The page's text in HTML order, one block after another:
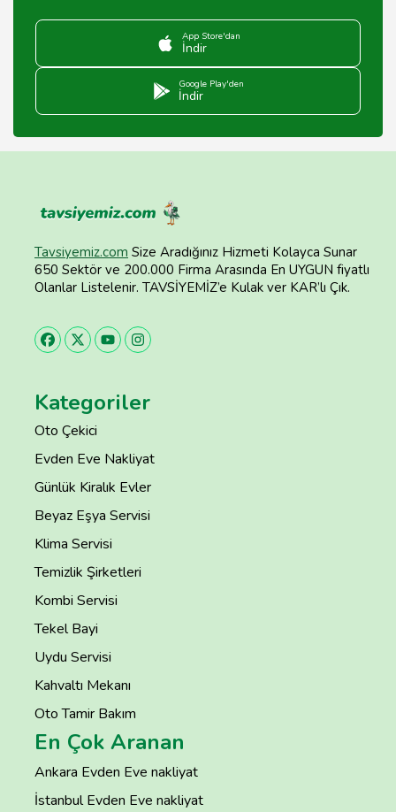
App Store'dan
İndir
Google Play'den
İndir
Tavsiyemiz.com Size Aradığınız Hizmeti Kolayca Sunar
650 Sektör ve 200.000 Firma Arasında En UYGUN fiyatlı
Olanlar Listelenir. TAVSİYEMİZ’e Kulak ver KAR’lı Çık.
Kategoriler
Oto Çekici
Evden Eve Nakliyat
Günlük Kiralık Evler
Beyaz Eşya Servisi
Klima Servisi
Temizlik Şirketleri
Kombi Servisi
Tekel Bayi
Uydu Servisi
Kahvaltı Mekanı
Oto Tamir Bakım
En Çok Aranan
Ankara Evden Eve nakliyat
İstanbul Evden Eve nakliyat